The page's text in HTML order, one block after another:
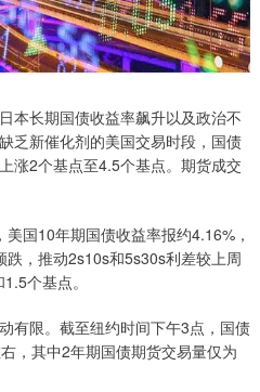
长期国债收益率飙升以及政治不
乏新催化剂的美国交易时段，国债
涨2个基点至4.5个基点。期货成交
国10年期国债收益率报约4.16%，
，推动2s10s和5s30s利差较上周
个基点。
限。截至纽约时间下午3点，国债
，其中2年期国债期货交易量仅为